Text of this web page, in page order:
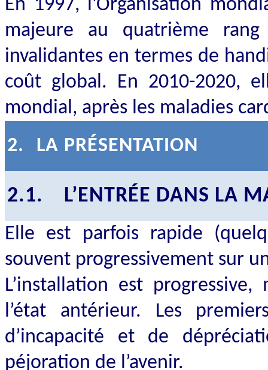
En 1997, l’Organisation
majeure au quatrième
invalidantes en termes de
coût global. En 2010-2020,
mondial, après les maladies
2.
LA PRÉSENTATION
2.1. L’ENTRÉE DANS LA
Elle est parfois rapide
souvent progressivement sur
L’installation est
l’état antérieur. Les
d’incapacité et de
péjoration de l’avenir.